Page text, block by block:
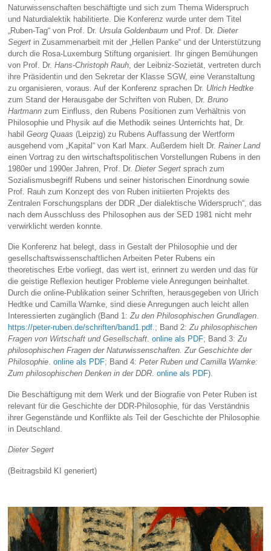
Naturwissenschaften beschäftigte und sich zum Thema Widerspruch
und Naturdialektik habilitierte. Die Konferenz wurde unter dem Titel
„Ruben-Tag“ von Prof. Dr. Ursula Goldenbaum und Prof. Dr.Dieter
Segert in Zusammenarbeit mit der „Hellen Panke“ und der Unterstützung
durch die Rosa-Luxemburg Stiftung organisiert. Ihr gingen Bemühungen
von Prof. Dr.Hans-Christoph Rauh , der Leibniz-Sozietät, vertreten durch
ihre Präsidentin und den Sekretar der Klasse SGW, eine Veranstaltung
zu organisieren, voraus. Auf der Konferenz sprachen Dr. Ulrich Hedtke
zum Stand der Herausgabe der Schriften von Ruben, Dr.Bruno
Hartmann zum Einfluss, den Rubens Positionen zum Verhältnis von
Philosophie und Physik auf die Methodik seines Unterrichts hat, Dr.
habilGeorg Quaas (Leipzig) zu Rubens Auffassung der Wertform
ausgehend vom „Kapital“ von Karl Marx. Außerdem hielt Dr.Rainer Land
einen Vortrag zu den wirtschaftspolitischen Vorstellungen Rubens in den
1980er und 1990er Jahren, Prof. Dr.Dieter Segert sprach zum
Sozialismusbegriff Rubens und seiner historischen Einordnung sowie
Prof. Rauh zum Konzept des von Ruben initiierten Projekts des
Zentralen Forschungsplans der DDR „Der dialektische Widerspruch“, das
nach dem Ausschluss des Philosophen aus der SED 1981 nicht mehr
verwirklicht werden konnte.
Die Konferenz hat belegt, dass in Gestalt der Philosophie und der
gesellschaftswissenschaftlichen Arbeiten Peter Rubens ein
theoretisches Erbe vorliegt, das wert ist, erinnert zu werden und das für
die geistige Reflexion heutiger Probleme viele Anregungen beinhaltet.
Durch die online-Publikation seiner Schriften, herausgegeben von Ulrich
Hedtke und Camilla Warnke, sind diese Anregungen auch leicht allen
Interessierten zugänglich (Band 1:Zu den Philosophischen Grundlagen.
https://peter-ruben.de/schriften/band1.pdf.; Band 2:Zu philosophischen
Fragen von Wirtschaft und Gesellschaft.online als PDF; Band 3:Zu
philosophischen Fragen der Naturwissenschaften. Zur Geschichte der
Philosophie.online als PDF; Band 4:Peter Ruben und Camilla Warnke:
Zum philosophischen Denken in der DDR.online als PDF).
Die Beschäftigung mit dem Werk und der Biografie von Peter Ruben ist
relevant für die Geschichte der DDR-Philosophie, für das Verständnis
ihrer Gegenstände und Konflikte als Teil der Geschichte der Philosophie
in Deutschland.
Dieter Segert
(Beitragsbild KI generiert)